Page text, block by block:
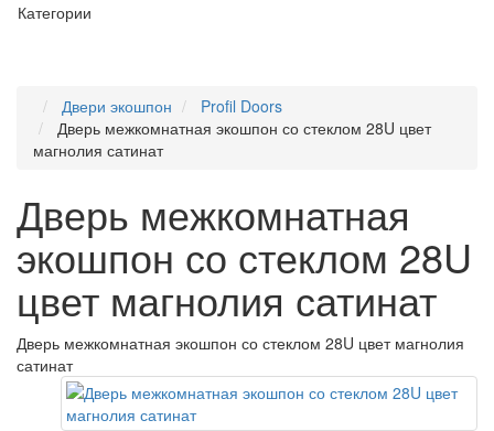
Категории
Двери экошпон
Profil Doors
Дверь межкомнатная экошпон со стеклом 28U цвет
магнолия сатинат
Дверь межкомнатная
экошпон со стеклом 28U
цвет магнолия сатинат
Дверь межкомнатная экошпон со стеклом 28U цвет магнолия
сатинат